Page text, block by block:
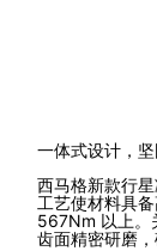
一体式设计，
西马格新款行
工艺使材料具
567Nm 以上。
齿面精密研磨